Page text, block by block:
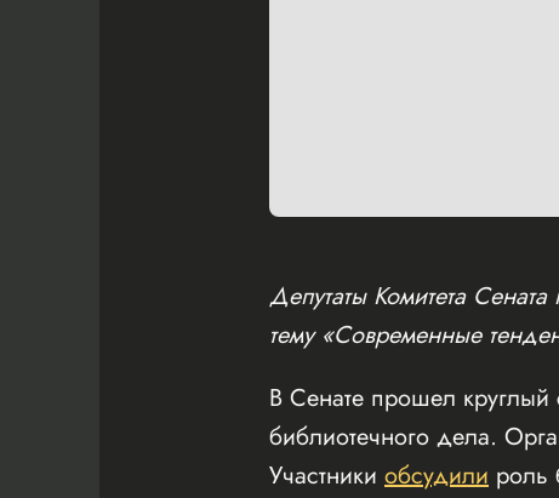
Депутаты Комитета
тему «Современные
В Сенате прошел
библиотечного дела.
Участники обсудили роль